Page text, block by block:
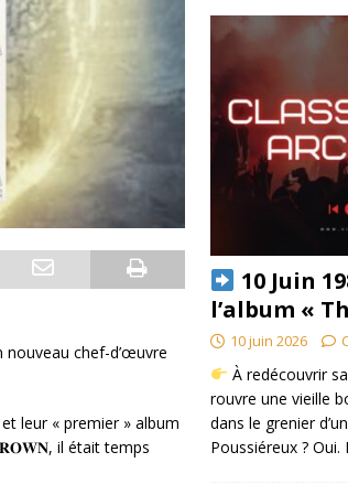
nouveau chef-d’œuvre
et leur « premier » album
il était temps
10 Juin
l’album «
10 juin 2026
À redécouvrir
rouvre une vieille
dans le grenier
Poussiéreux ?